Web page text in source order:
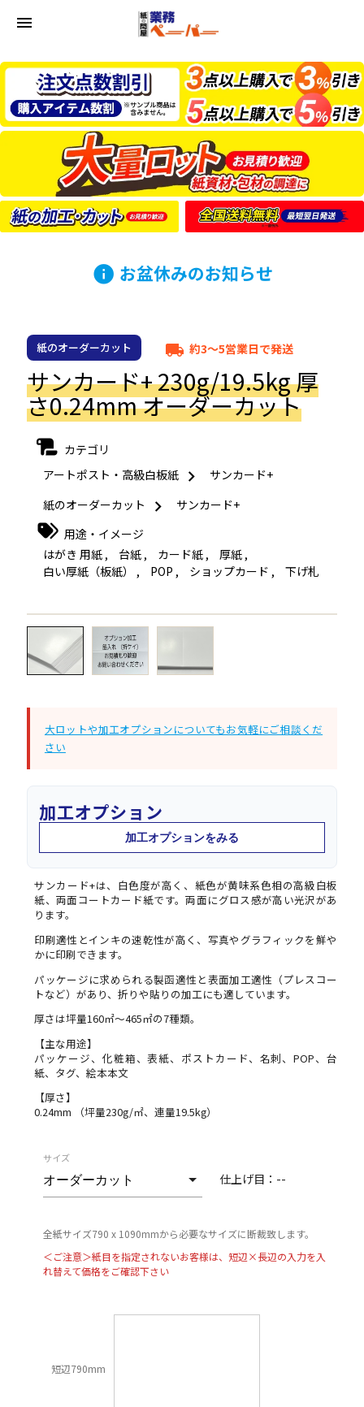
menu
info お盆休みのお知らせ
紙のオーダーカット local_shipping 約3～5営業日で発送
サンカード+ 230g/19.5kg 厚
さ0.24mm オーダーカット
カテゴリ
アートポスト・高級白板紙
サンカード+
紙のオーダーカット
サンカード+
用途・イメージ
はがき 用紙 , 台紙 , カード紙 , 厚紙 ,
白い厚紙（板紙）
, POP , ショップカード , 下げ札
← →
大ロットや加工オプションについてもお気軽にご相談くだ
さい
加工オプション
加工オプションをみる
サンカード+は、白色度が高く、紙色が黄味系色相の高級白板
紙、両面コートカード紙です。両面にグロス感が高い光沢があ
ります。
印刷適性とインキの速乾性が高く、写真やグラフィックを鮮や
かに印刷できます。
パッケージに求められる製函適性と表面加工適性（プレスコー
トなど）があり、折りや貼りの加工にも適しています。
厚さは坪量160㎡～465㎡の7種類。
【主な用途】
パッケージ、化粧箱、表紙、ポストカード、名刺、POP、台
紙、タグ、絵本本文
【厚さ】
0.24mm （坪量230g/㎡、連量19.5kg）
サイズ
仕上げ目： --
全紙サイズ790 x 1090mmから必要なサイズに断裁致します。
＜ご注意＞紙目を指定されないお客様は、短辺×長辺の入力を入
れ替えて価格をご確認下さい
短辺790mm